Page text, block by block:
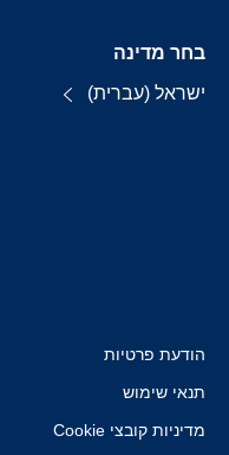
בחר מדינה
ישראל (עברית)
הודעת פרטיות
תנאי שימוש
מדיניות קובצי Cookie